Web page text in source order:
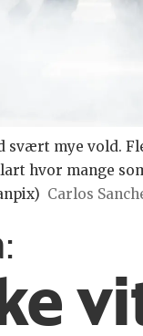
svært mye vold.
hvor mange
Carlos